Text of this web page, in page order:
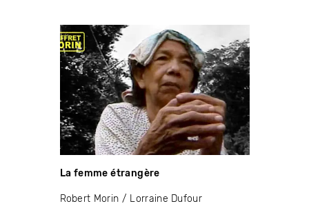
La femme étrangère
Robert Morin Lorraine Dufour